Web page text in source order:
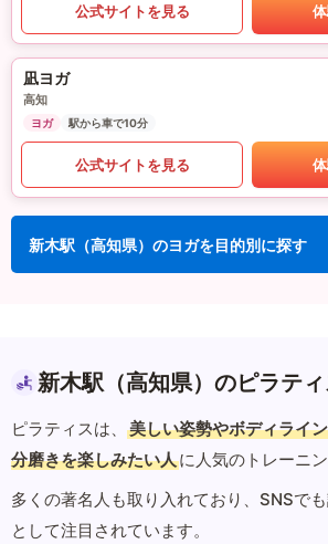
公式サイトを見る
凪ヨガ
高知
ヨガ 駅から車で10分
公式サイトを見る
新木駅（高知県）のヨガを目的別に探す
新木駅（高知県）のピラテ
ピラティスは、 美しい姿勢やボディライ
分磨きを楽しみたい人に人気のトレーニン
多くの著名人も取り入れており、SNSで
として注目されています。